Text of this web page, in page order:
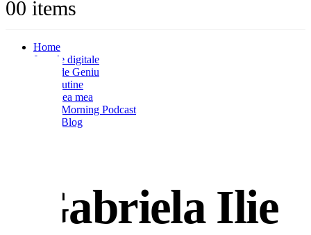
00 items
Home
Jurnale digitale
Zona de Geniu
MyRoutine
Povestea mea
Morning Podcast
Blog
Gabriela Ilie